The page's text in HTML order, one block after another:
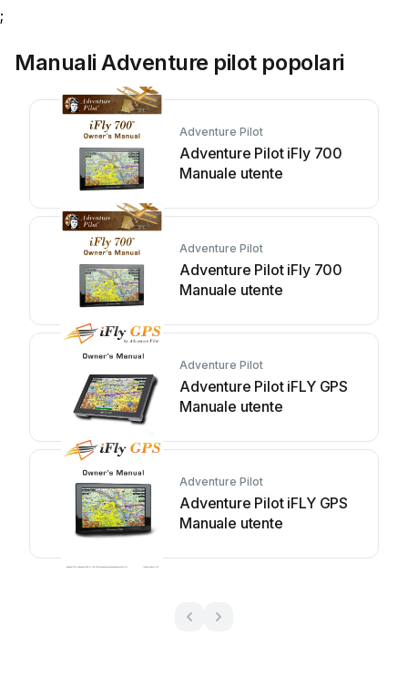
;
Manuali Adventure pilot popolari
Adventure Pilot
Adventure Pilot iFly 700
Manuale utente
Adventure Pilot
Adventure Pilot iFly 700
Manuale utente
Adventure Pilot
Adventure Pilot iFLY GPS
Manuale utente
Adventure Pilot
Adventure Pilot iFLY GPS
Manuale utente